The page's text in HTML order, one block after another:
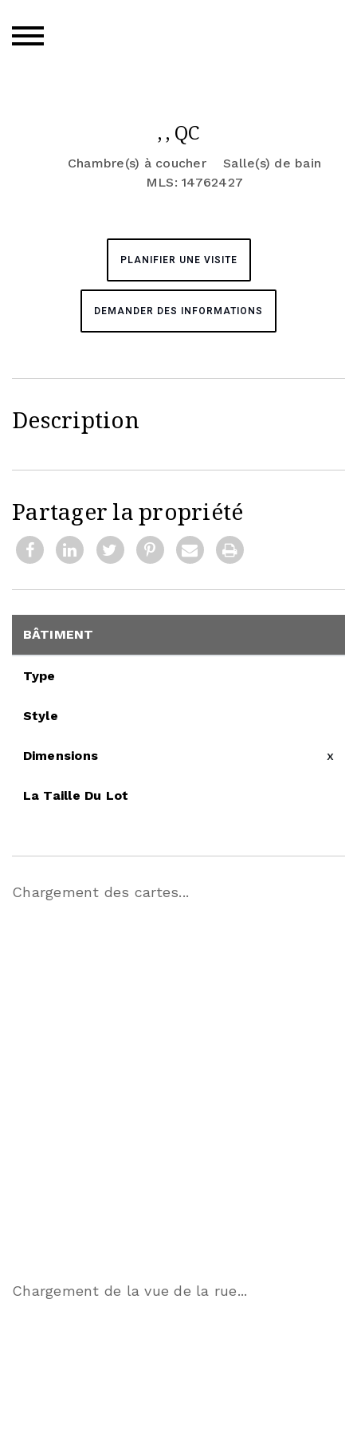
, , QC
Chambre(s) à coucher
Salle(s) de bain
MLS: 14762427
PLANIFIER UNE VISITE
DEMANDER DES INFORMATIONS
Description
Partager la propriété
BÂTIMENT
Type
Style
Dimensions x
La Taille Du Lot
Chargement des cartes...
Chargement de la vue de la rue...